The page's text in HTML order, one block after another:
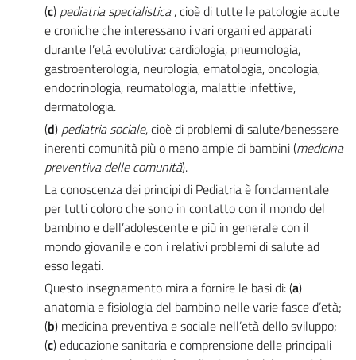
(c) pediatria specialistica, cioè di tutte le patologie acute
e croniche che interessano i vari organi ed apparati
durante l’età evolutiva: cardiologia, pneumologia,
gastroenterologia, neurologia, ematologia, oncologia,
endocrinologia, reumatologia, malattie infettive,
dermatologia.
(d) pediatria sociale, cioè di problemi di salute/benessere
inerenti comunità più o meno ampie di bambini (medicina
preventiva delle comunità).
La conoscenza dei principi di Pediatria è fondamentale
per tutti coloro che sono in contatto con il mondo del
bambino e dell’adolescente e più in generale con il
mondo giovanile e con i relativi problemi di salute ad
esso legati.
Questo insegnamento mira a fornire le basi di: (a)
anatomia e fisiologia del bambino nelle varie fasce d’età;
(b) medicina preventiva e sociale nell’età dello sviluppo;
(c) educazione sanitaria e comprensione delle principali